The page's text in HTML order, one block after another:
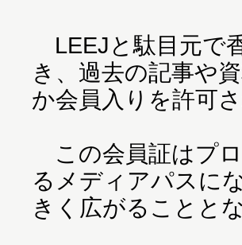
LEEJと駄目元で
き、過去の記事や
か会員入りを許可さ
この会員証はプ
るメディアパスに
きく広がることとな